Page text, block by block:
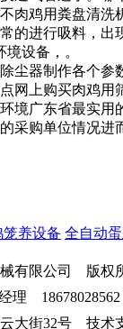
肉鸡用粪盘清洗
的进行吸料，
设备， 。
尘器制作各个参
网上购买肉鸡用
境广东省最实用
采购单位情况进
养设备 全自动
械有限公司 版权
理
大街32号 技术